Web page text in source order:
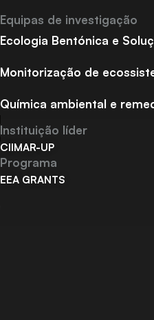
Equipas de investigação
Ecologia Bentónica e
Monitorização de
Química ambiental e
Instituição líder
CIIMAR-UP
Programa
EEA GRANTS